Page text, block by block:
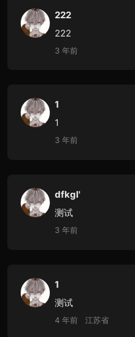
222
222
3 年前
1
1
3 年前
dfkgl'
测试
3 年前
1
测试
4 年前 江苏省